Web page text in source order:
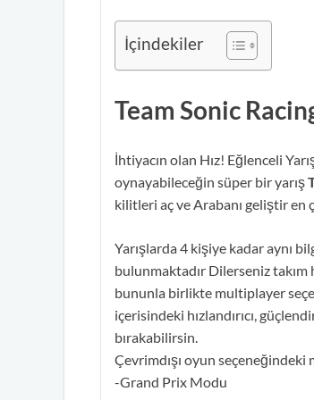
İçindekiler
Team Sonic
İhtiyacın olan Hız! Eğlenceli
oynayabileceğin süper bir yarış
kilitleri aç ve Arabanı geliştir en
Yarışlarda 4 kişiye kadar aynı
bulunmaktadır Dilerseniz
bununla birlikte multiplayer
içerisindeki hızlandırıcı,
bırakabilirsin.
Çevrimdışı oyun seçeneğindeki
-Grand Prix Modu